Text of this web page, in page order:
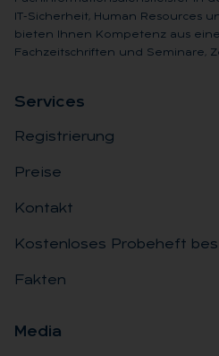
IT-Sicherheit, Human Resources
bieten Ihnen Kompetenz aus
Fachzeitschriften und Seminare,
Ser­vices
Registrierung
Preise
Kontakt
Kostenloses Probeheft
Fakten
Me­dia